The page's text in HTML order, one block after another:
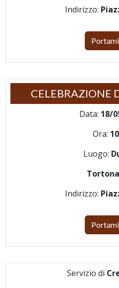
Indirizzo:
CELEBRAZIONE
Data: 18/
Ora:
Luogo:
Tortona
Indirizzo:
Servizio di